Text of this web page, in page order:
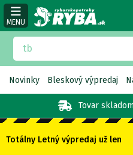
MENU
Tovar
Novinky Bleskový výpredaj
Totálny Letný výpredaj už len